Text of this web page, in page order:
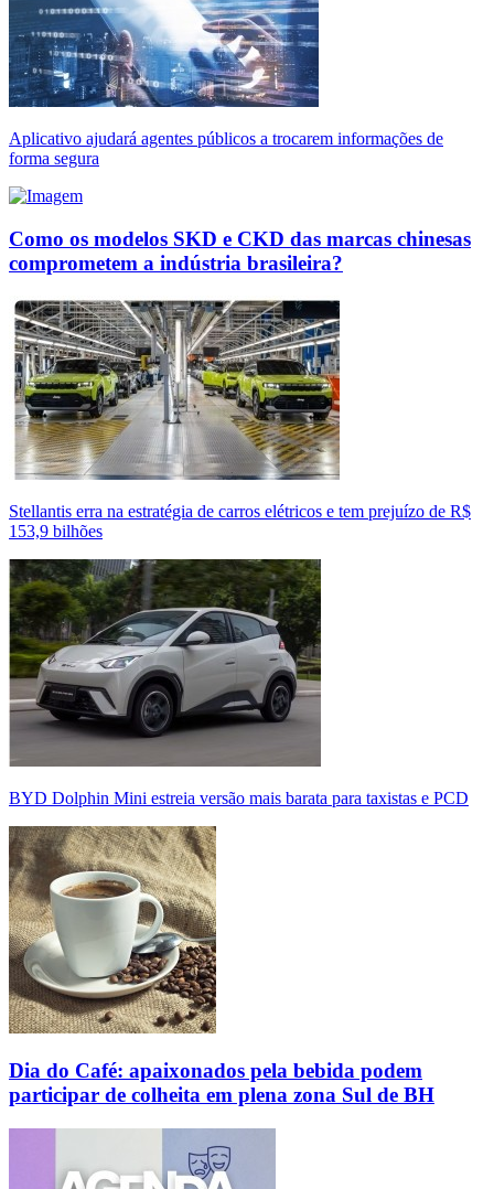
Aplicativo ajudará agentes públicos a trocarem informações de
forma segura
Como os modelos SKD e CKD das marcas chinesas
comprometem a indústria brasileira?
Stellantis erra na estratégia de carros elétricos e tem prejuízo de R$
153,9 bilhões
BYD Dolphin Mini estreia versão mais barata para taxistas e PCD
Dia do Café: apaixonados pela bebida podem
participar de colheita em plena zona Sul de BH